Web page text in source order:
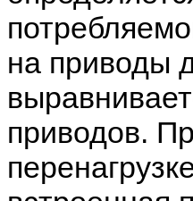
на приводы
приводов.